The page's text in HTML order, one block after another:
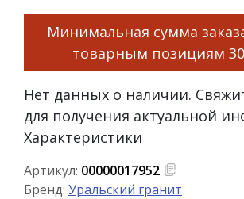
Минимальная сумма
товарным позициям
Нет данных о наличии.
для получения актуальной
Характеристики
Артикул: 00000017952
Бренд: Уральский гранит